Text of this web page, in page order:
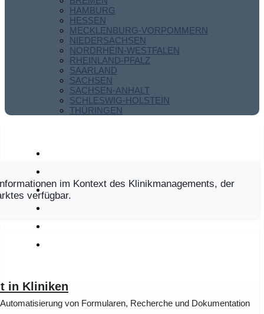
HAMBURG
HESSEN
MECKLENBURG-VORPOMMERN
NIEDERSACHSEN
NORDRHEIN-WESTFALEN
RHEINLAND-PFALZ
SAARLAND
SACHSEN
SACHSEN-ANHALT
SCHLESWIG-HOLSTEIN
THÜRINGEN
im Kontext des Klinikmanagements, der
verfügbar.
in Kliniken
von Formularen, Recherche und Dokumentation